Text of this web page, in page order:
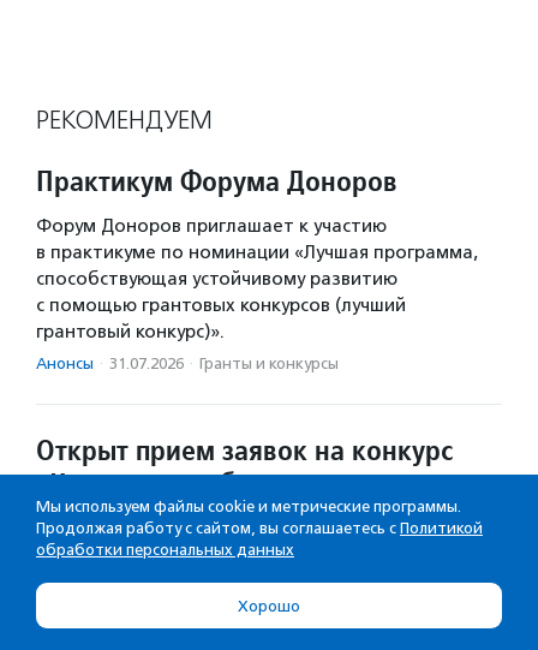
РЕКОМЕНДУЕМ
Практикум Форума Доноров
Форум Доноров приглашает к участию
в практикуме по номинации «Лучшая программа,
способствующая устойчивому развитию
с помощью грантовых конкурсов (лучший
грантовый конкурс)».
Анонсы · 31.07.2026 · Гранты и конкурсы
Открыт прием заявок на конкурс
«Чемпионы добрых дел»
Принять участие в конкурсе могут коммерческие
организации, работающие на территории РФ.
Новости · 28.07.2026 · Гранты и конкурсы
Мы используем файлы cookie и метрические программы.
Продолжая работу с сайтом, вы соглашаетесь с Политикой
обработки персональных данных
Хорошо